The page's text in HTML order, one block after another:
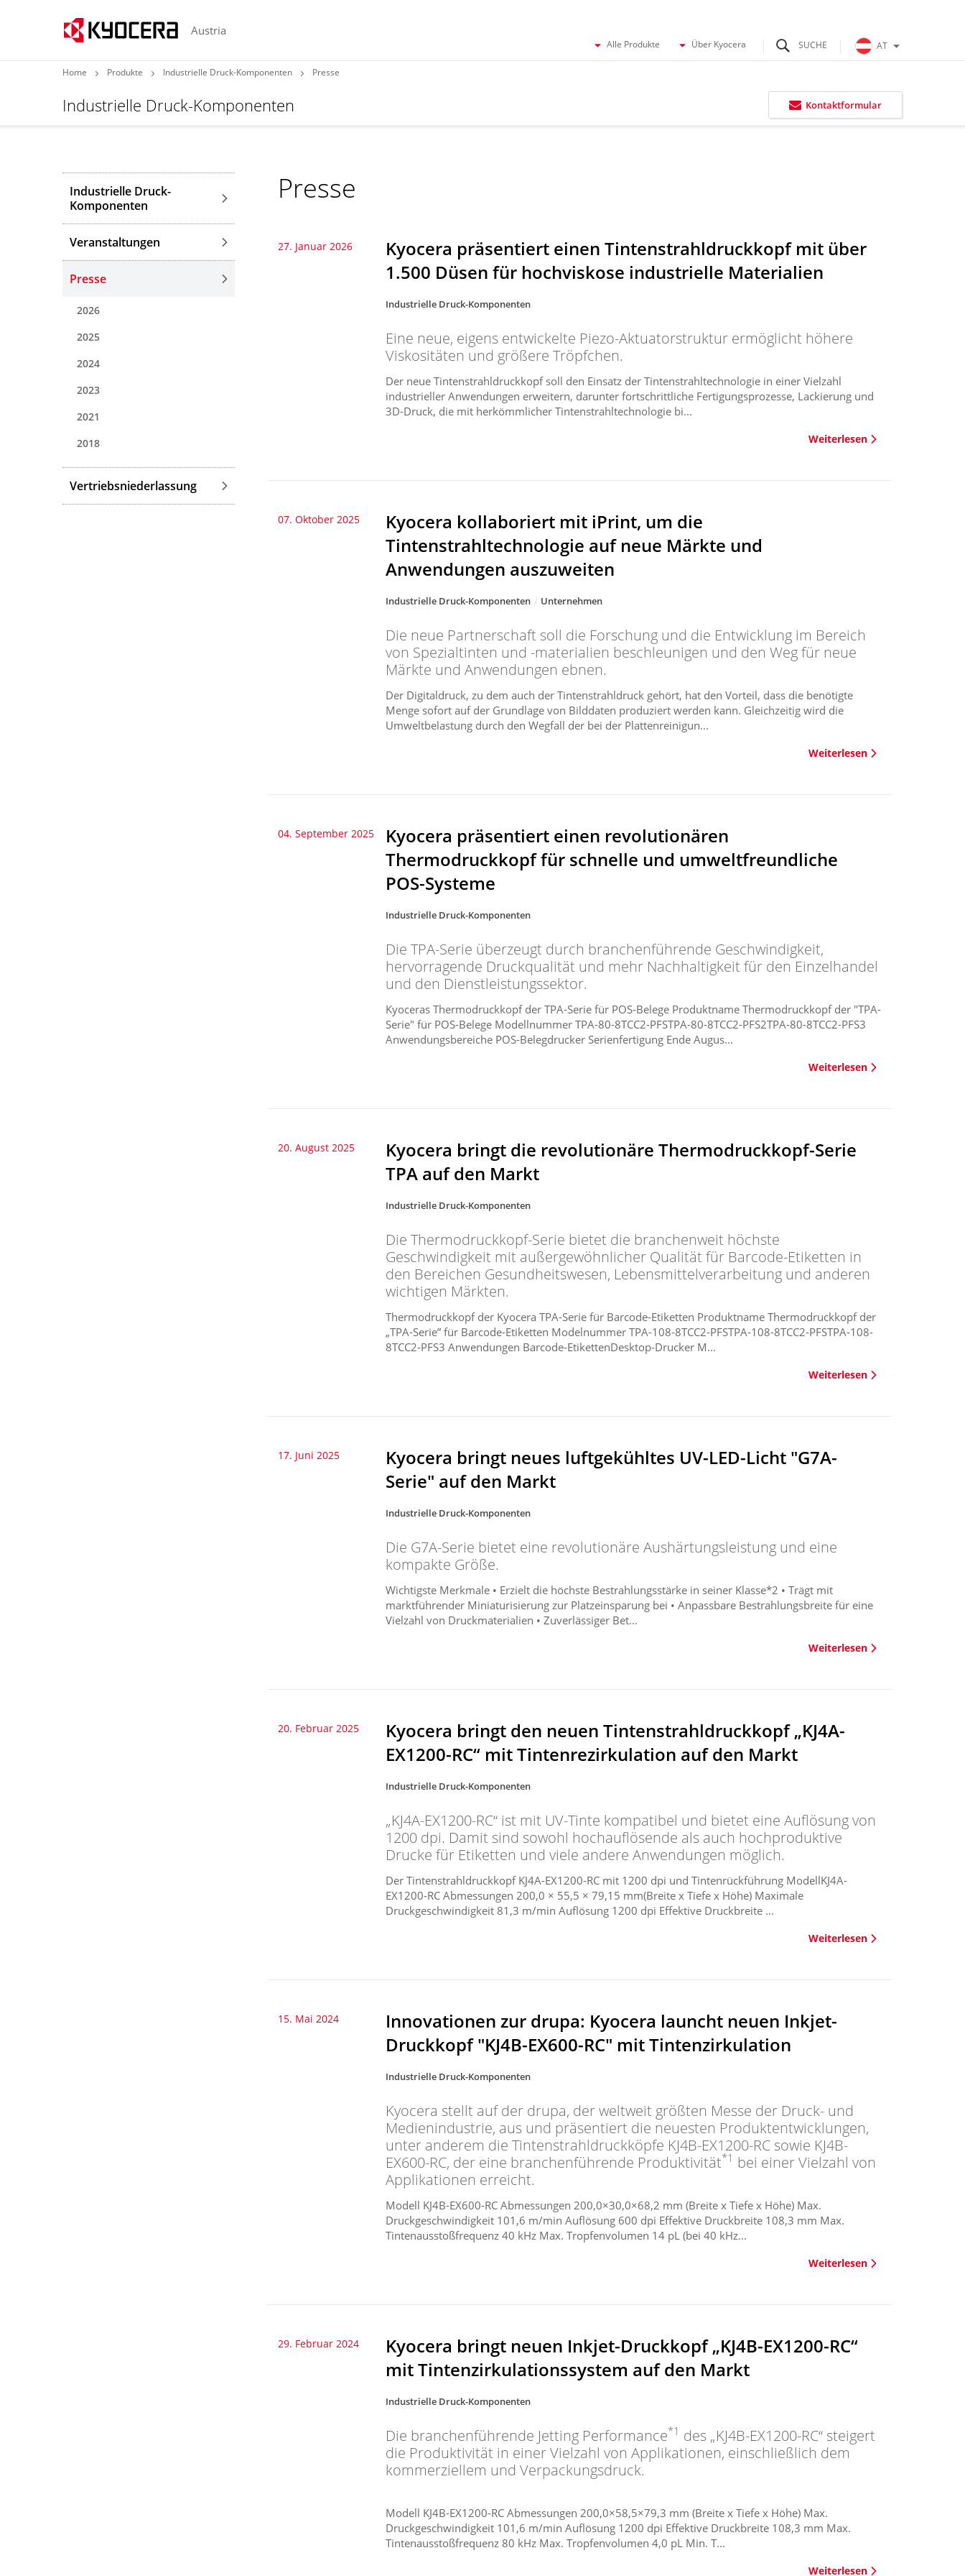
Austria
Alle Produkte Über Kyocera AT
Home Produkte Industrielle Druck-Komponenten Presse
Industrielle Druck-Komponenten Kontaktformular
Presse
27. Januar 2026
Kyocera präsentiert einen Tintenstrahldruckkopf mit über
1.500 Düsen für hochviskose industrielle Materialien
Industrielle Druck-Komponenten
Eine neue, eigens entwickelte Piezo-Aktuatorstruktur ermöglicht höhere
Viskositäten und größere Tröpfchen.
Der neue Tintenstrahldruckkopf soll den Einsatz der Tintenstrahltechnologie in einer Vielzahl
industrieller Anwendungen erweitern, darunter fortschrittliche Fertigungsprozesse, Lackierung und
3D-Druck, die mit herkömmlicher Tintenstrahltechnologie bi...
Weiterlesen
07. Oktober 2025
Kyocera kollaboriert mit iPrint, um die
Tintenstrahltechnologie auf neue Märkte und
Anwendungen auszuweiten
Industrielle Druck-Komponenten Unternehmen
Die neue Partnerschaft soll die Forschung und die Entwicklung im Bereich
von Spezialtinten und -materialien beschleunigen und den Weg für neue
Märkte und Anwendungen ebnen.
Der Digitaldruck, zu dem auch der Tintenstrahldruck gehört, hat den Vorteil, dass die benötigte
Menge sofort auf der Grundlage von Bilddaten produziert werden kann. Gleichzeitig wird die
Umweltbelastung durch den Wegfall der bei der Plattenreinigun...
Weiterlesen
04. September 2025
Kyocera präsentiert einen revolutionären
Thermodruckkopf für schnelle und umweltfreundliche
POS-Systeme
Industrielle Druck-Komponenten
Die TPA-Serie überzeugt durch branchenführende Geschwindigkeit,
hervorragende Druckqualität und mehr Nachhaltigkeit für den Einzelhandel
und den Dienstleistungssektor.
Kyoceras Thermodruckkopf der TPA-Serie für POS-Belege Produktname Thermodruckkopf der "TPA-
Serie" für POS-Belege Modellnummer TPA-80-8TCC2-PFSTPA-80-8TCC2-PFS2TPA-80-8TCC2-PFS3
Anwendungsbereiche POS-Belegdrucker Serienfertigung Ende Augus...
Weiterlesen
20. August 2025
Kyocera bringt die revolutionäre Thermodruckkopf-Serie
TPA auf den Markt
Industrielle Druck-Komponenten
Die Thermodruckkopf-Serie bietet die branchenweit höchste
Geschwindigkeit mit außergewöhnlicher Qualität für Barcode-Etiketten in
den Bereichen Gesundheitswesen, Lebensmittelverarbeitung und anderen
wichtigen Märkten.
Thermodruckkopf der Kyocera TPA-Serie für Barcode-Etiketten Produktname Thermodruckkopf der
„TPA-Serie” für Barcode-Etiketten Modelnummer TPA-108-8TCC2-PFSTPA-108-8TCC2-PFSTPA-108-
8TCC2-PFS3 Anwendungen Barcode-EtikettenDesktop-Drucker M...
Weiterlesen
17. Juni 2025
Kyocera bringt neues luftgekühltes UV-LED-Licht "G7A-
Serie" auf den Markt
Industrielle Druck-Komponenten
Die G7A-Serie bietet eine revolutionäre Aushärtungsleistung und eine
kompakte Größe.
Wichtigste Merkmale • Erzielt die höchste Bestrahlungsstärke in seiner Klasse*2 • Trägt mit
marktführender Miniaturisierung zur Platzeinsparung bei • Anpassbare Bestrahlungsbreite für eine
Vielzahl von Druckmaterialien • Zuverlässiger Bet...
Weiterlesen
20. Februar 2025
Kyocera bringt den neuen Tintenstrahldruckkopf „KJ4A-
EX1200-RC“ mit Tintenrezirkulation auf den Markt
Industrielle Druck-Komponenten
„KJ4A-EX1200-RC“ ist mit UV-Tinte kompatibel und bietet eine Auflösung von
1200 dpi. Damit sind sowohl hochauflösende als auch hochproduktive
Drucke für Etiketten und viele andere Anwendungen möglich.
Der Tintenstrahldruckkopf KJ4A-EX1200-RC mit 1200 dpi und Tintenrückführung ModellKJ4A-
EX1200-RC Abmessungen 200,0 × 55,5 × 79,15 mm(Breite x Tiefe x Höhe) Maximale
Druckgeschwindigkeit 81,3 m/min Auflösung 1200 dpi Effektive Druckbreite ...
Weiterlesen
15. Mai 2024
Innovationen zur drupa: Kyocera launcht neuen Inkjet-
Druckkopf "KJ4B-EX600-RC" mit Tintenzirkulation
Industrielle Druck-Komponenten
Kyocera stellt auf der drupa, der weltweit größten Messe der Druck- und
Medienindustrie, aus und präsentiert die neuesten Produktentwicklungen,
unter anderem die Tintenstrahldruckköpfe KJ4B-EX1200-RC sowie KJ4B-
EX600-RC, der eine branchenführende Produktivität*1 bei einer Vielzahl von
Applikationen erreicht.
Modell KJ4B-EX600-RC Abmessungen 200,0×30,0×68,2 mm (Breite x Tiefe x Höhe) Max.
Druckgeschwindigkeit 101,6 m/min Auflösung 600 dpi Effektive Druckbreite 108,3 mm Max.
Tintenausstoßfrequenz 40 kHz Max. Tropfenvolumen 14 pL (bei 40 kHz...
Weiterlesen
29. Februar 2024
Kyocera bringt neuen Inkjet-Druckkopf „KJ4B-EX1200-RC“
mit Tintenzirkulationssystem auf den Markt
Industrielle Druck-Komponenten
Die branchenführende Jetting Performance*1 des „KJ4B-EX1200-RC“ steigert
die Produktivität in einer Vielzahl von Applikationen, einschließlich dem
kommerziellem und Verpackungsdruck.
Modell KJ4B-EX1200-RC Abmessungen 200,0×58,5×79,3 mm (Breite x Tiefe x Höhe) Max.
Druckgeschwindigkeit 101,6 m/min Auflösung 1200 dpi Effektive Druckbreite 108,3 mm Max.
Tintenausstoßfrequenz 80 kHz Max. Tropfenvolumen 4,0 pL Min. T...
Weiterlesen
Industrielle Druck-
Komponenten
Veranstaltungen
Presse
2026
2025
2024
2023
2021
2018
Vertriebsniederlassung